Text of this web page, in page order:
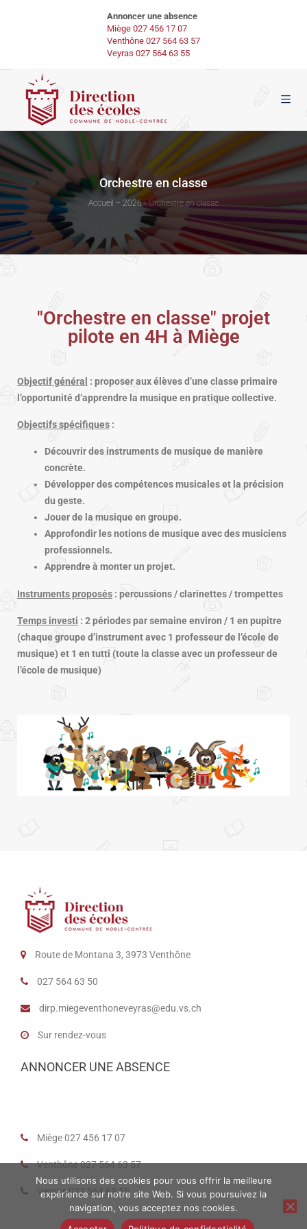
Annoncer une absence
Miège 027 456 17 07
Venthône 027 564 63 57
Veyras 027 564 63 55
Orchestre en classe
Accueil – 2026›Orchestre en classe
"Orchestre en classe" projet
pilote en 4H à Miège
Objectif général : proposer aux élèves d’une classe primaire
l’opportunité d’apprendre la musique en pratique collective.
Objectifs spécifiques :
Découvrir des instruments de musique de manière
concrète.
Développer des compétences musicales et la précision
du geste.
Jouer de la musique en groupe.
Approfondir les notions de musique avec des musiciens
professionnels.
Apprendre à monter un projet.
Instruments proposés : percussions / clarinettes / trompettes
Temps investi : 2 périodes par semaine environ / 1 en pupitre
(chaque groupe d’instrument avec 1 professeur de l’école de
musique) et 1 en tutti (toute la classe avec un professeur de
l’école de musique)
Route de Montana 3, 3973 Venthône
027 564 63 50
dirp.miegeventhoneveyras@edu.vs.ch
Sur rendez-vous
ANNONCER UNE ABSENCE
Miège 027 456 17 07
Venthône 027 564 63 57
Veyras 027 564 63 55
Nous utilisons des cookies pour vous offrir la meilleure
expérience sur notre site Web. Si vous poursuivez la
navigation, vous acceptez nos cookies.